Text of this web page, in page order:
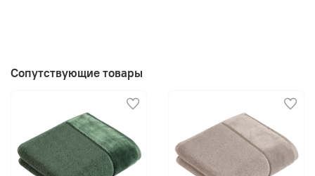
Сопутствующие товары